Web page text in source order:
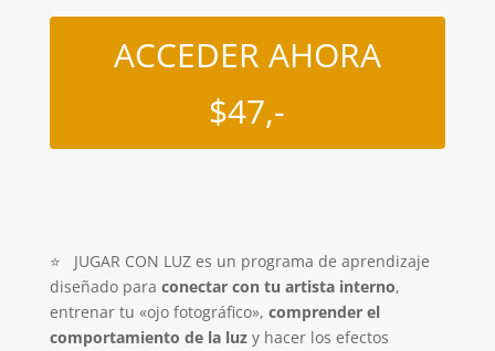
ACCEDER AHORA
$47,-
⭐ JUGAR CON LUZ es un programa de aprendizaje
diseñado para conectar con tu artista interno,
entrenar tu «ojo fotográfico», comprender el
comportamiento de la luzy hacer los efectos